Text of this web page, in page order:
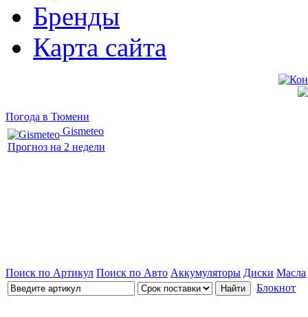
Бренды
Карта сайта
Погода в Тюмени
Gismeteo
Прогноз на 2 недели
Поиск по Артикул Поиск по Авто Аккумуляторы Диски Масла
Блокнот